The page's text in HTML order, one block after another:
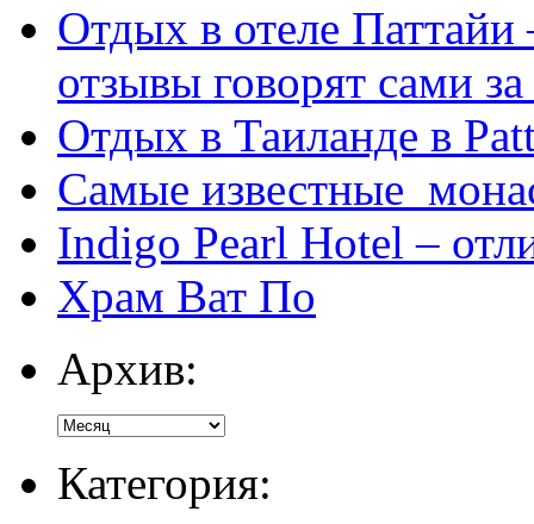
Отдых в отеле
отзывы говорят сами за
Отдых в Таиланде в
Самые известные
Indigo Pearl Hotel –
Храм Ват По
Архив:
Категория: